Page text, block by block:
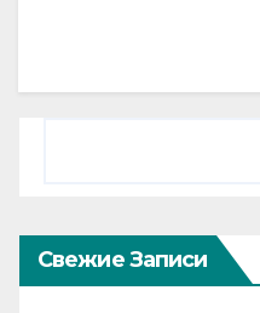
Свежие Записи